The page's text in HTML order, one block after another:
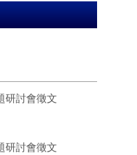
研討會徵文
研討會徵文